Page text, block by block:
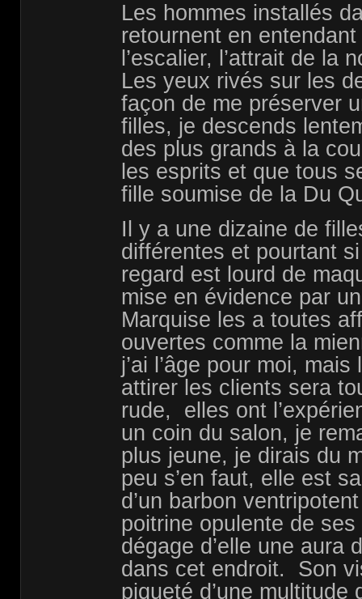
Les hommes installés
retournent en
l’escalier, l’attrait de la
Les yeux rivés sur les
façon de me préserver
filles, je descends
des plus grands à la
les esprits et que tous
fille soumise de la Du
Il y a une dizaine de
différentes et pourtant
regard est lourd de
mise en évidence par
Marquise les a toutes
ouvertes comme la
j’ai l’âge pour moi,
attirer les clients sera
rude, elles ont
un coin du salon, je
plus jeune, je dirais du
peu s’en faut, elle est
d’un barbon
poitrine opulente de
dégage d’elle une aura
dans cet endroit. Son
piqueté d’une multitude